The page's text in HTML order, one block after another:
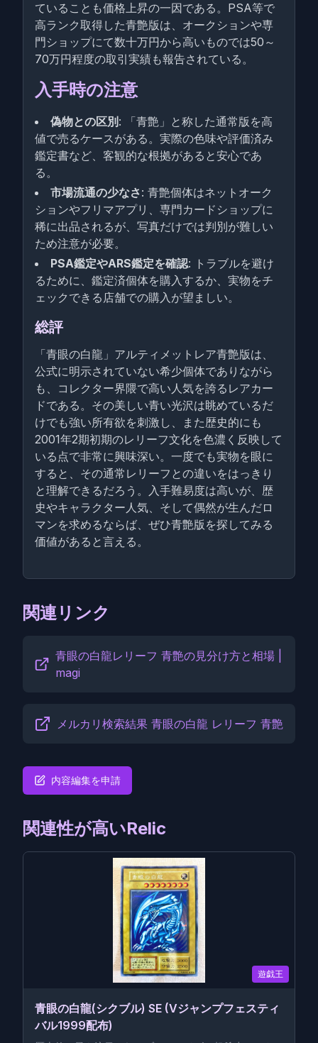
ていることも価格上昇の一因である。PSA等で
高ランク取得した青艶版は、オークションや専
門ショップにて数十万円から高いものでは50～
70万円程度の取引実績も報告されている。
入手時の注意
偽物との区別 : 「青艶」と称した通常版を高
値で売るケースがある。実際の色味や評価済み
鑑定書など、客観的な根拠があると安心であ
る。
市場流通の少なさ: 青艶個体はネットオーク
ションやフリマアプリ、専門カードショップに
稀に出品されるが、写真だけでは判別が難しい
ため注意が必要。
PSA鑑定やARS鑑定を確認: トラブルを避け
るために、鑑定済個体を購入するか、実物をチ
ェックできる店舗での購入が望ましい。
総評
「青眼の白龍」アルティメットレア青艶版は、
公式に明示されていない希少個体でありながら
も、コレクター界隈で高い人気を誇るレアカー
ドである。その美しい青い光沢は眺めているだ
けでも強い所有欲を刺激し、また歴史的にも
2001年2期初期のレリーフ文化を色濃く反映して
いる点で非常に興味深い。一度でも実物を眼に
すると、その通常レリーフとの違いをはっきり
と理解できるだろう。入手難易度は高いが、歴
史やキャラクター人気、そして偶然が生んだロ
マンを求めるならば、ぜひ青艶版を探してみる
価値があると言える。
関連リンク
青眼の白龍レリーフ 青艶の見分け方と相場 |
magi
メルカリ検索結果 青眼の白龍 レリーフ 青艶
内容編集を申請
関連性が高いRelic
遊戯王
青眼の白龍(シクブル) SE (Vジャンプフェスティ
バル1999配布)